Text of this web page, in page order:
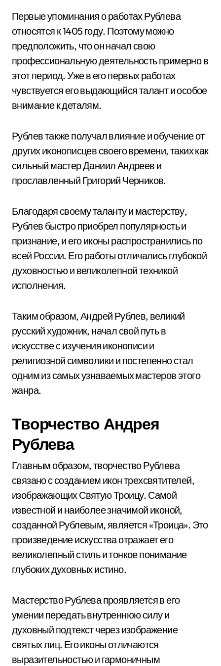
Первые упоминания о работах Рублева
относятся к 1405 году. Поэтому можно
предположить, что он начал свою
профессиональную деятельность примерно в
этот период. Уже в его первых работах
чувствуется его выдающийся талант и особое
внимание к деталям.
Рублев также получал влияние и обучение от
других иконописцев своего времени, таких как
сильный мастер Даниил Андреев и
прославленный Григорий Черников.
Благодаря своему таланту и мастерству,
Рублев быстро приобрел популярность и
признание, и его иконы распространились по
всей России. Его работы отличались глубокой
духовностью и великолепной техникой
исполнения.
Таким образом, Андрей Рублев, великий
русский художник, начал свой путь в
искусстве с изучения иконописи и
религиозной символики и постепенно стал
одним из самых узнаваемых мастеров этого
жанра.
Творчество Андрея
Рублева
Главным образом, творчество Рублева
связано с созданием икон трехсвятителей,
изображающих Святую Троицу. Самой
известной и наиболее значимой иконой,
созданной Рублевым, является «Троица». Это
произведение искусства отражает его
великолепный стиль и тонкое понимание
глубоких духовных истино.
Мастерство Рублева проявляется в его
умении передать внутреннюю силу и
духовный подтекст через изображение
святых лиц. Его иконы отличаются
выразительностью и гармоничным